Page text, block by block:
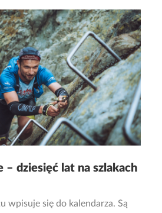
– dziesięć lat na szlakach
wpisuje się do kalendarza. Są